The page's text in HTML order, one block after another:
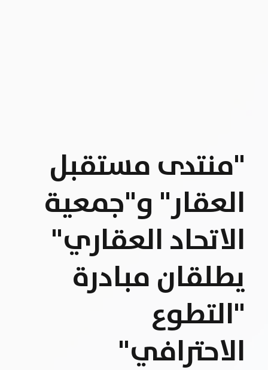
"منتدى مستقبل
العقار" و"جمعية
الاتحاد العقاري"
يطلقان مبادرة
"التطوع
الاحترافي"